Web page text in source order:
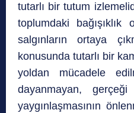
tutarlı bir tutum
toplumdaki bağışıklık
salgınların ortaya
konusunda tutarlı bir
yoldan mücadele
dayanmayan, gerçeği
yaygınlaşmasının